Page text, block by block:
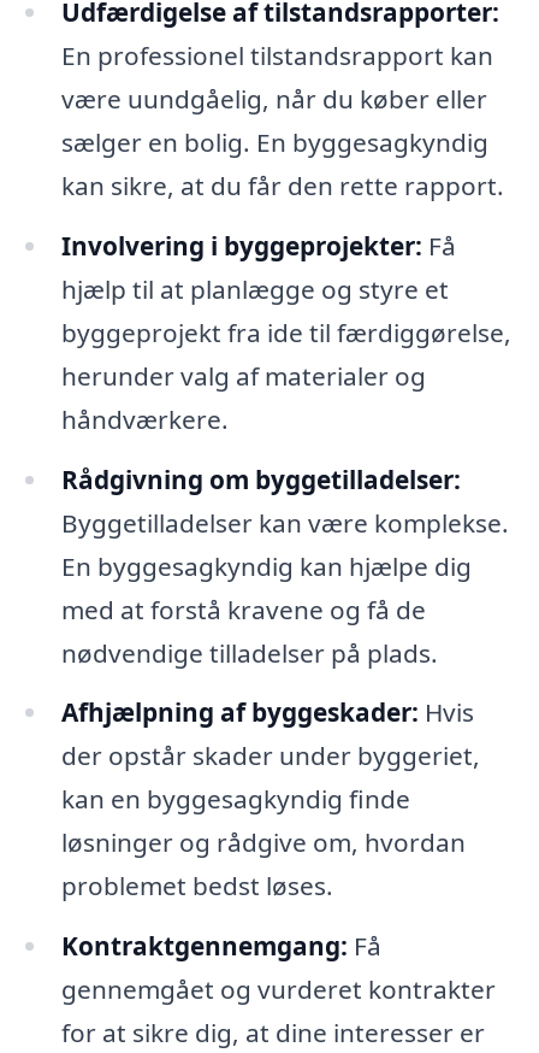
Udfærdigelse af tilstandsrapporter:
En professionel tilstandsrapport kan
være uundgåelig, når du køber eller
sælger en bolig. En byggesagkyndig
kan sikre, at du får den rette rapport.
Involvering i byggeprojekter: Få
hjælp til at planlægge og styre et
byggeprojekt fra ide til færdiggørelse,
herunder valg af materialer og
håndværkere.
Rådgivning om byggetilladelser:
Byggetilladelser kan være komplekse.
En byggesagkyndig kan hjælpe dig
med at forstå kravene og få de
nødvendige tilladelser på plads.
Afhjælpning af byggeskader: Hvis
der opstår skader under byggeriet,
kan en byggesagkyndig finde
løsninger og rådgive om, hvordan
problemet bedst løses.
Kontraktgennemgang: Få
gennemgået og vurderet kontrakter
for at sikre dig, at dine interesser er